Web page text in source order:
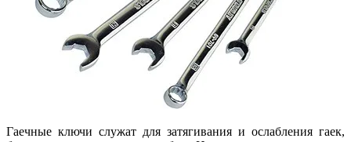
Гаечные ключи служат для затягивания и ослабления гаек,